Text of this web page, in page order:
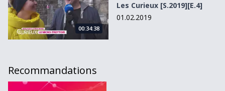
00:34:38
Les Curieux [S.2019][E.4]
01.02.2019
Recommandations
Quels poissons sont élevés à Chavornay ?